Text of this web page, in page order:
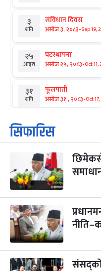
३
शनि
संविधान दिवस
असोज ३, २०८३-Sep 19,
२५
आइत
घटस्थापना
असोज २५, २०८३-Oct
३१
शनि
फूलपाती
असोज ३१ , २०८३-Oct
१
आइत
कार्तिक सङ्क्रान्ति
कार्तिक १, २०८३
३
मंगल
महानवमी
कार्तिक ३, २०८३-Oct
४
बुध कार्तिक ४, २०८३ Oct
५
बिहि
पापा‌ङ्कुशा एकादशी व्रत
कार्तिक ५, २०८३
२२ कुकुर तिहार
सिफारिस